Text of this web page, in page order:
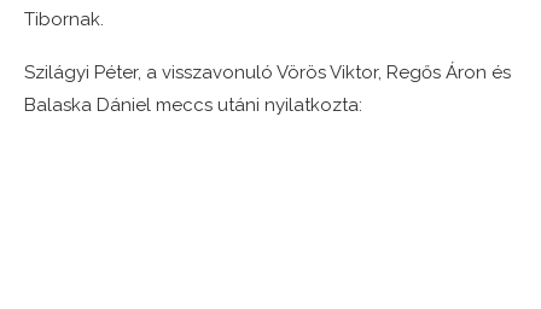
Tibornak.
Szilágyi Péter, a visszavonuló Vörös Viktor, Regős Áron és
Balaska Dániel meccs utáni nyilatkozta: